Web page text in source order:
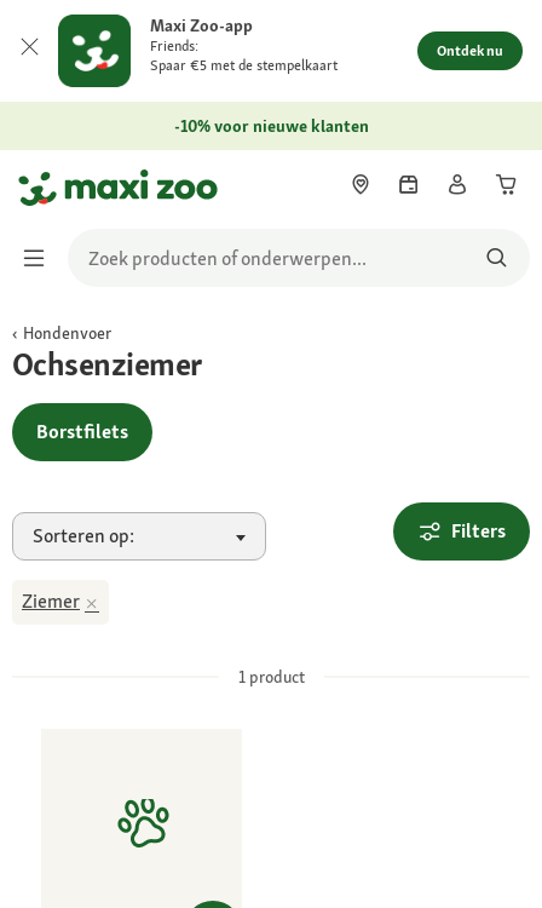
Maxi Zoo-app
Friends:
Spaar €5 met de stempelkaart
Ontdek nu
-10% voor nieuwe klanten
Hondenvoer
Ochsenziemer
Borstfilets
Sorteren op: Filters
Ziemer
1product